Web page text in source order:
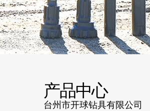
产品中心
台州市开球钻具有限公司